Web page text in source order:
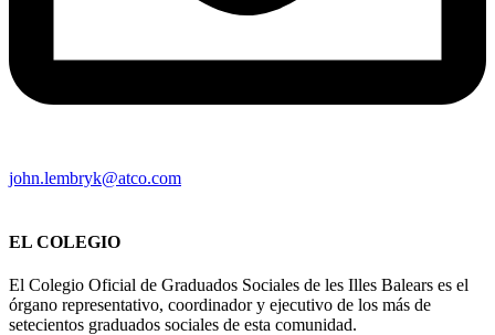
john.lembryk@atco.com
EL COLEGIO
El Colegio Oficial de Graduados Sociales de les Illes Balears es el
órgano representativo, coordinador y ejecutivo de los más de
setecientos graduados sociales de esta comunidad.